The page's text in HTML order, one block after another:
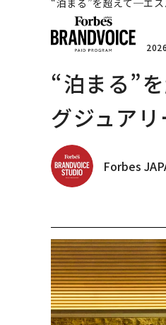
“泊まる”を超えて─エス
“泊まる”
グジュアリ
Forbes